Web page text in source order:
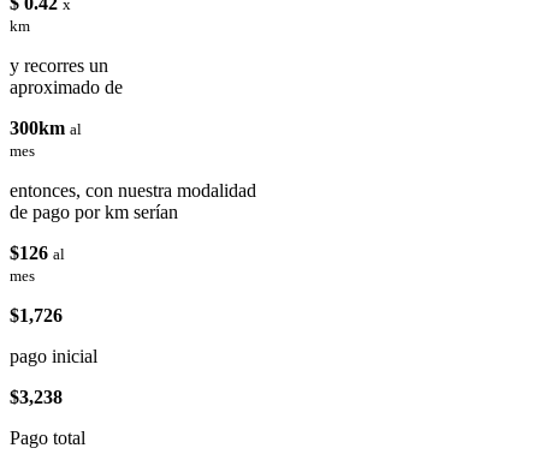
x
km
y recorres un
aproximado de
300km al
mes
entonces, con nuestra modalidad
de pago por km serían
$126 al
mes
$1,726
pago inicial
$3,238
Pago total